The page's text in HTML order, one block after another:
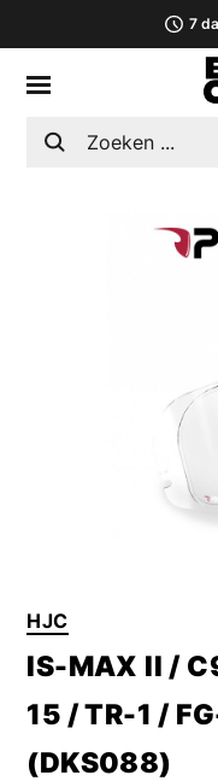
7
HJC
IS-MAX II /
15 / TR-1 /
(DKS088)